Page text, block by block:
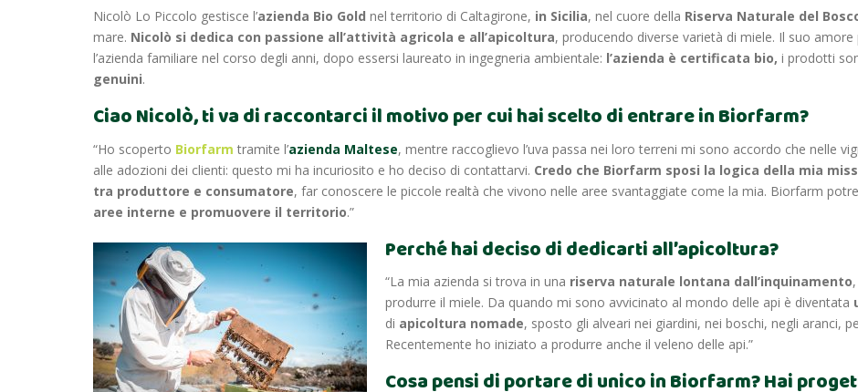
Nicolò Lo Piccolo gestisce l’azienda Bio Gold nel territorio di Caltagirone, in Sicilia, nel cuore della Riserva Naturale del
mare. Nicolò si dedica con passione all’attività agricola e all’apicoltura, producendo diverse varietà di miele. Il suo
l’azienda familiare nel corso degli anni, dopo essersi laureato in ingegneria ambientale: l’azienda è certificata bio, i prodotti
genuini.
Ciao Nicolò, ti va di raccontarci il motivo per cui hai scelto di entrare in Biorfarm?
“Ho scoperto Biorfarm tramite l’azienda Maltese, mentre raccoglievo l’uva passa nei loro terreni mi sono accordo che nelle
alle adozioni dei clienti: questo mi ha incuriosito e ho deciso di contattarvi. Credo che Biorfarm sposi la logica della mia
tra produttore e consumatore, far conoscere le piccole realtà che vivono nelle aree svantaggiate come la mia. Biorfarm
aree interne e promuovere il territorio.”
Perché hai deciso di dedicarti all’apicoltura?
“La mia azienda si trova in una riserva naturale lontana dall’inquinamento
produrre il miele. Da quando mi sono avvicinato al mondo delle api è diventata
di apicoltura nomade, sposto gli alveari nei giardini, nei boschi, negli aranci,
Recentemente ho iniziato a produrre anche il veleno delle api.”
Cosa pensi di portare di unico in Biorfarm? Hai